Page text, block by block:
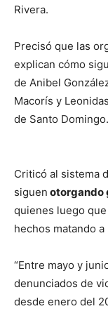
Rivera.
Precisó que las
explican cómo
de Anibel
Macorís y
de Santo Domingo.
Criticó al sistema
siguen otorgando
quienes luego
hechos matando
“Entre mayo y
denunciados de
desde enero del